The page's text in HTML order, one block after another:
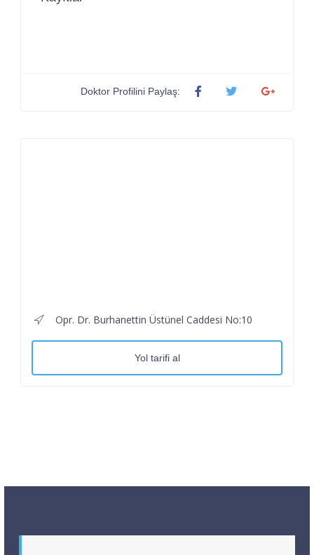
Doktor Profilini Paylaş:
Opr. Dr. Burhanettin Üstünel Caddesi No:10
Yol tarifi al